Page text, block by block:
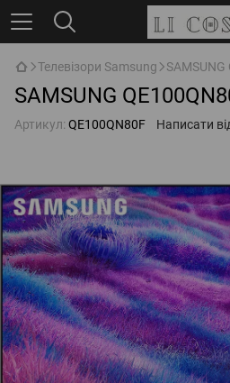
Телевізори Samsung
SAMSUNG
Артикул: QE100QN80F Написати